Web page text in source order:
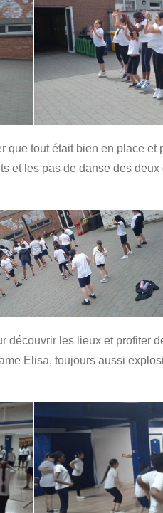
que tout était bien en place
et les pas de danse des
découvrir les lieux et profiter
Elisa, toujours aussi